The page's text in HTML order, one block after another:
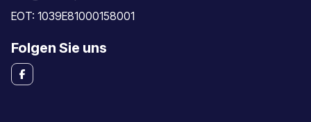
EOT: 1039E81000158001
Folgen Sie uns